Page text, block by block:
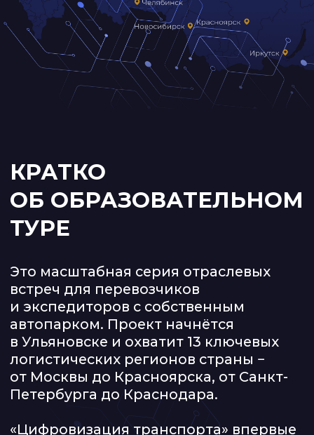
Это масштабная серия отраслевых
встреч для перевозчиков
и экспедиторов с собственным
автопарком. Проект начнётся
в Ульяновске и охватит 13 ключевых
логистических регионов страны −
от Москвы до Красноярска, от Санкт-
России с образовательной миссией.
ПОЧЕМУ ЭТО
ВАЖНО СЕЙЧАС
В 2025 годуоколо 30% транспортных
компаний остановили бизнес из-
за долгов и невозможности
обслуживать лизинг